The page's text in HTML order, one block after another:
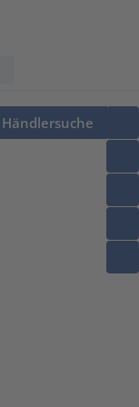
Händlersuche